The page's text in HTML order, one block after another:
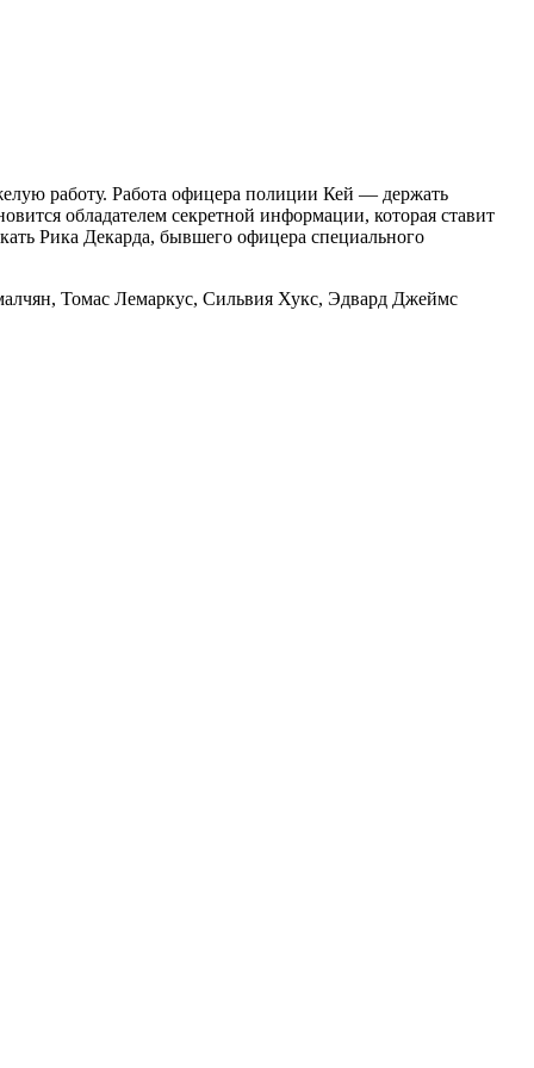
работу. Работа офицера полиции Кей — держать
обладателем секретной информации, которая ставит
Рика Декарда, бывшего офицера специального
Томас Лемаркус, Сильвия Хукс, Эдвард Джеймс